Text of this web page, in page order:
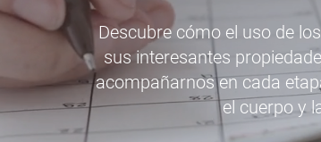
Descubre cómo el uso de
sus interesantes
acompañarnos en cada
el cuerpo y